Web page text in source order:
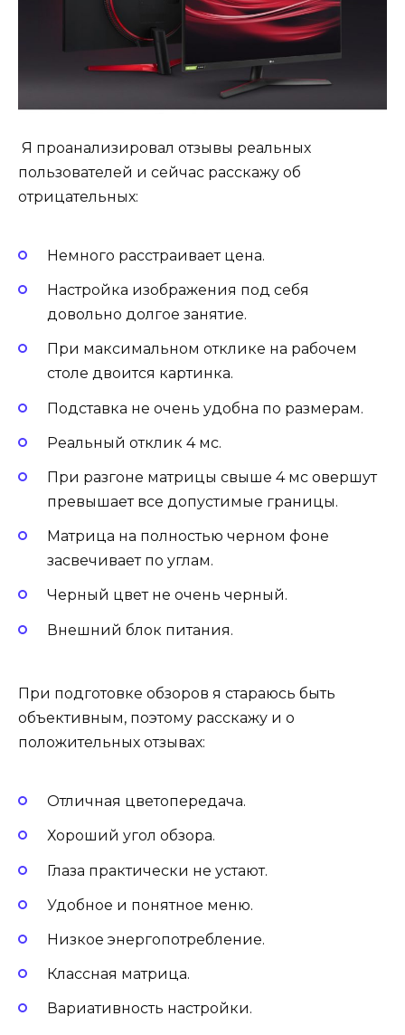
Я проанализировал отзывы реальных
пользователей и сейчас расскажу об
отрицательных:
Немного расстраивает цена.
Настройка изображения под себя
довольно долгое занятие.
При максимальном отклике на рабочем
столе двоится картинка.
Подставка не очень удобна по размерам.
Реальный отклик 4 мс.
При разгоне матрицы свыше 4 мс овершут
превышает все допустимые границы.
Матрица на полностью черном фоне
засвечивает по углам.
Черный цвет не очень черный.
Внешний блок питания.
При подготовке обзоров я стараюсь быть
объективным, поэтому расскажу и о
положительных отзывах:
Отличная цветопередача.
Хороший угол обзора.
Глаза практически не устают.
Удобное и понятное меню.
Низкое энергопотребление.
Классная матрица.
Вариативность настройки.